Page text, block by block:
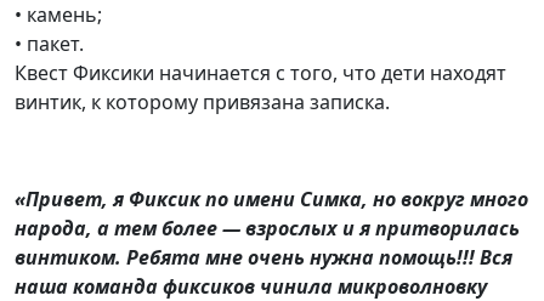
• камень;
• пакет.
Квест Фиксики начинается с того, что дети находят
винтик, к которому привязана записка.
«Привет, я Фиксик по имени Симка, но вокруг много
народа, а тем более — взрослых и я притворилась
винтиком. Ребята мне очень нужна помощь!!! Вся
наша команда фиксиков чинила микроволновку